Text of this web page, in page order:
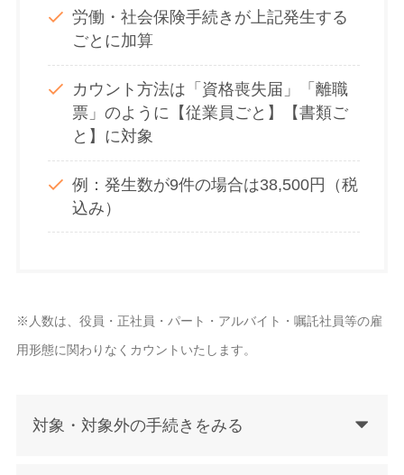
労働・社会保険手続きが上記発生する
ごとに加算
カウント方法は「資格喪失届」「離職
票」のように【従業員ごと】【書類ご
と】に対象
例：発生数が9件の場合は38,500円（税
込み）
※人数は、役員・正社員・パート・アルバイト・嘱託社員等の雇
用形態に関わりなくカウントいたします。
対象・対象外の手続きをみる